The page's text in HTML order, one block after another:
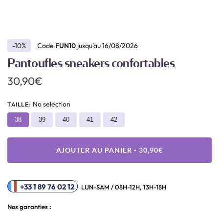
-10% Code FUN10 jusqu'au 16/08/2026
Pantoufles sneakers confortables
30,90€
TAILLE: No selection
38 39 40 41 42
AJOUTER AU PANIER - 30,90€
+33 1 89 76 02 12 LUN-SAM / 08H-12H, 13H-18H
Nos garanties :